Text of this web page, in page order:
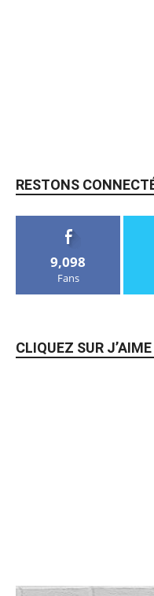
RESTONS
9,098
Fans
CLIQUEZ SUR J’AIME